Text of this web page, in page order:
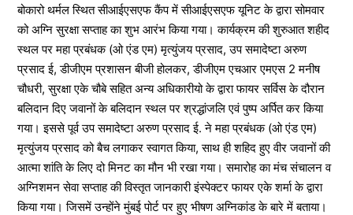
बोकारो थर्मल स्थित सीआईएसएफ कैंप में सीआईएसएफ यूनिट के द्वारा सोमवार
को अग्नि सुरक्षा सप्ताह का शुभ आरंभ किया गया। कार्यक्रम की शुरुआत शहीद
स्थल पर महा प्रबंधक (ओ एंड एम) मृत्युंजय प्रसाद, उप समादेष्टा अरुण
प्रसाद ई, डीजीएम प्रशासन बीजी होलकर, डीजीएम एचआर एमएस 2 मनीष
चौधरी, सुरक्षा एके चौबे सहित अन्य अधिकारीयो के द्वारा फायर सर्विस के दौरान
बलिदान दिए जवानों के बलिदान स्थल पर श्रद्धांजलि एवं पुष्प अर्पित कर किया
गया। इससे पूर्व उप समादेष्टा अरुण प्रसाद ई. ने महा प्रबंधक (ओ एंड एम)
मृत्युंजय प्रसाद को बैच लगाकर स्वागत किया, साथ ही शहिद हुए वीर जवानों की
आत्मा शांति के लिए दो मिनट का मौन भी रखा गया। समारोह का मंच संचालन व
अग्निशमन सेवा सप्ताह की विस्तृत जानकारी इंस्पेक्टर फायर एके शर्मा के द्वारा
किया गया। जिसमें उन्होंने मुंबई पोर्ट पर हुए भीषण अग्निकांड के बारे में बताया।